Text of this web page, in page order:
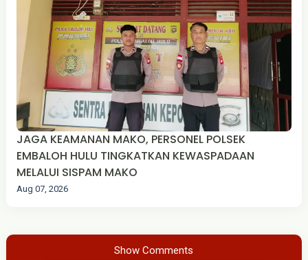
JAGA KEAMANAN MAKO, PERSONEL POLSEK
EMBALOH HULU TINGKATKAN KEWASPADAAN
MELALUI SISPAM MAKO
Aug 07, 2026
Show Comments